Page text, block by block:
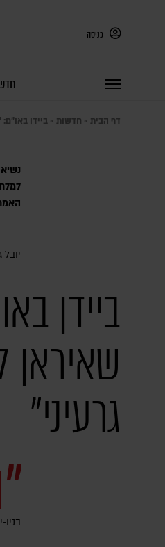
כניסה
דף הבית » חדשות » ביידן
יובל
ביידן
גרעיני"
בניו-